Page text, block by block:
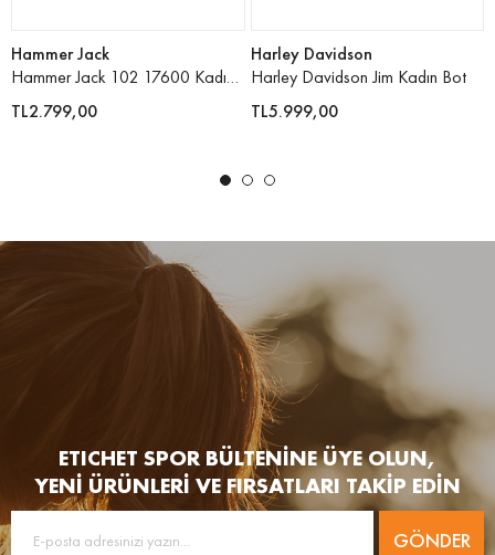
Hammer Jack
Hammer Jack 102 17600 Kadın Bot
TL2.799,00
Harley Davidson
Harley Davidson Jim Kadın Bot
TL5.999,00
ETICHET SPOR BÜLTENİNE ÜYE OLUN,
YENİ ÜRÜNLERİ VE FIRSATLARI TAKİP EDİN
GÖNDER